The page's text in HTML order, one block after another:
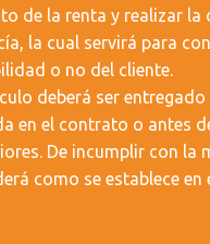
de la renta y realizar la
la cual servirá para
o no del cliente.
deberá ser
en el contrato o antes
De incumplir con la
como se establece en